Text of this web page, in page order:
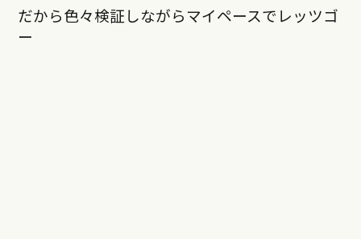
だから色々検証しながらマイペースでレッツゴ
ー